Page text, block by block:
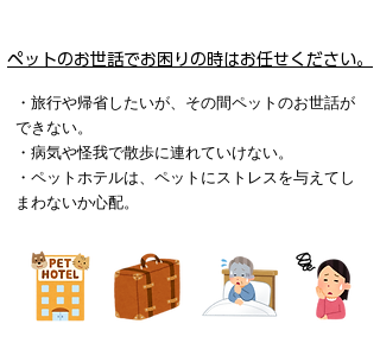
ペットのお世話でお困りの時はお任せください。
​・旅行や帰省したいが、その間ペットのお世話が
できない。
・病気や怪我で散歩に連れていけない。
・ペットホテルは、ペットにストレスを与えてし
まわないか心配。